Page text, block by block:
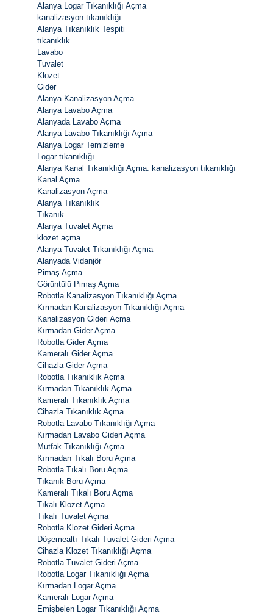
Alanya Logar Tıkanıklığı Açma
kanalizasyon tıkanıklığı
Alanya Tıkanıklık Tespiti
tıkanıklık
Lavabo
Tuvalet
Klozet
Gider
Alanya Kanalizasyon Açma
Alanya Lavabo Açma
Alanyada Lavabo Açma
Alanya Lavabo Tıkanıklığı Açma
Alanya Logar Temizleme
Logar tıkanıklığı
Alanya Kanal Tıkanıklığı Açma. kanalizasyon tıkanıklığı
Kanal Açma
Kanalizasyon Açma
Alanya Tıkanıklık
Tıkanık
Alanya Tuvalet Açma
klozet açma
Alanya Tuvalet Tıkanıklığı Açma
Alanyada Vidanjör
Pimaş Açma
Görüntülü Pimaş Açma
Robotla Kanalizasyon Tıkanıklığı Açma
Kırmadan Kanalizasyon Tıkanıklığı Açma
Kanalizasyon Gideri Açma
Kırmadan Gider Açma
Robotla Gider Açma
Kameralı Gider Açma
Cihazla Gider Açma
Robotla Tıkanıklık Açma
Kırmadan Tıkanıklık Açma
Kameralı Tıkanıklık Açma
Cihazla Tıkanıklık Açma
Robotla Lavabo Tıkanıklığı Açma
Kırmadan Lavabo Gideri Açma
Mutfak Tıkanıklığı Açma
Kırmadan Tıkalı Boru Açma
Robotla Tıkalı Boru Açma
Tıkanık Boru Açma
Kameralı Tıkalı Boru Açma
Tıkalı Klozet Açma
Tıkalı Tuvalet Açma
Robotla Klozet Gideri Açma
Döşemealtı Tıkalı Tuvalet Gideri Açma
Cihazla Klozet Tıkanıklığı Açma
Robotla Tuvalet Gideri Açma
Robotla Logar Tıkanıklığı Açma
Kırmadan Logar Açma
Kameralı Logar Açma
Emişbelen Logar Tıkanıklığı Açma